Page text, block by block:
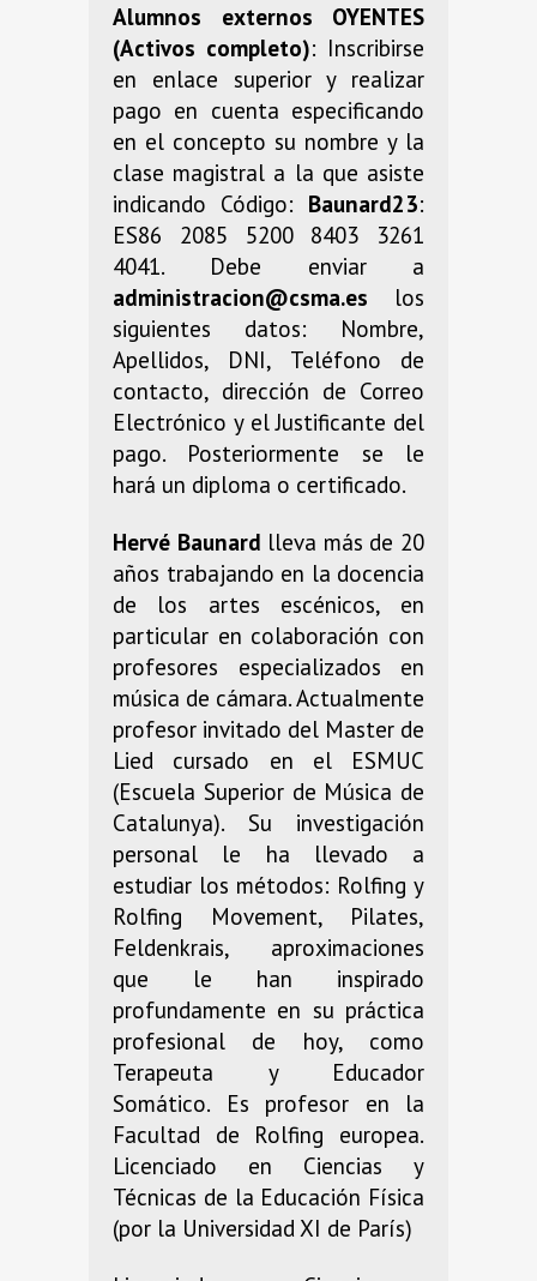
Alumnos externos OYENTES
(Activos completo): Inscribirse
en enlace superior y realizar
pago en cuenta especificando
en el concepto su nombre y la
clase magistral a la que asiste
indicando Código: Baunard23:
ES86 2085 5200 8403 3261
4041. Debe enviar a
administracion@csma.es los
siguientes datos: Nombre,
Apellidos, DNI, Teléfono de
contacto, dirección de Correo
Electrónico y el Justificante del
pago. Posteriormente se le
hará un diploma o certificado.
Hervé Baunard lleva más de 20
años trabajando en la docencia
de los artes escénicos, en
particular en colaboración con
profesores especializados en
música de cámara. Actualmente
profesor invitado del Master de
Lied cursado en el ESMUC
(Escuela Superior de Música de
Catalunya). Su investigación
personal le ha llevado a
estudiar los métodos: Rolfing y
Rolfing Movement, Pilates,
Feldenkrais, aproximaciones
que le han inspirado
profundamente en su práctica
profesional de hoy, como
Terapeuta y Educador
Somático. Es profesor en la
Facultad de Rolfing europea.
Licenciado en Ciencias y
Técnicas de la Educación Física
(por la Universidad XI de París)